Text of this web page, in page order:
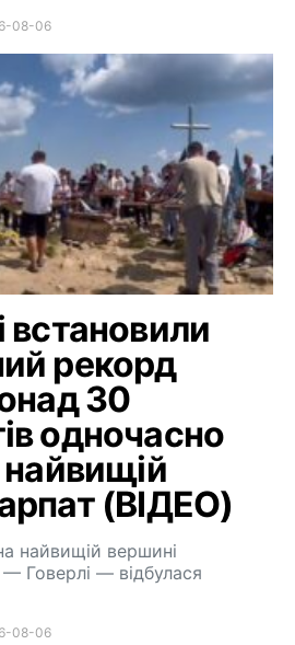
08-06
встановили
рекорд
30
одночасно
найвищій
(ВІДЕО)
найвищій вершині
Говерлі — відбулася
08-06